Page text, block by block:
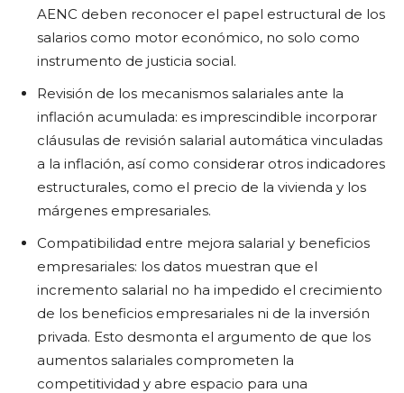
AENC deben reconocer el papel estructural de los
salarios como motor económico, no solo como
instrumento de justicia social.
Revisión de los mecanismos salariales ante la
inflación acumulada: es imprescindible incorporar
cláusulas de revisión salarial automática vinculadas
a la inflación, así como considerar otros indicadores
estructurales, como el precio de la vivienda y los
márgenes empresariales.
Compatibilidad entre mejora salarial y beneficios
empresariales: los datos muestran que el
incremento salarial no ha impedido el crecimiento
de los beneficios empresariales ni de la inversión
privada. Esto desmonta el argumento de que los
aumentos salariales comprometen la
competitividad y abre espacio para una